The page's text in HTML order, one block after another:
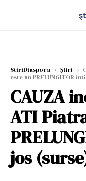
StiriDiaspora › Știri ›
este un PRELUNGITOR
CAUZA
ATI
jos